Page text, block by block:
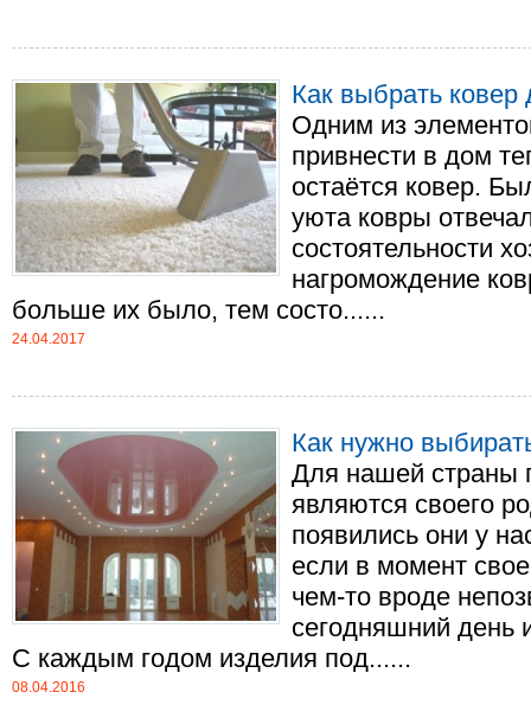
Как выбрать
Одним из
привнести в дом
остаётся ковер.
уюта ковры
состоятельности
нагромождение
больше их было, тем состо......
24.04.2017
Как нужно
Для нашей страны
являются своего
появились они у
если в момент
чем-то вроде
сегодняшний день
С каждым годом изделия под......
08.04.2016